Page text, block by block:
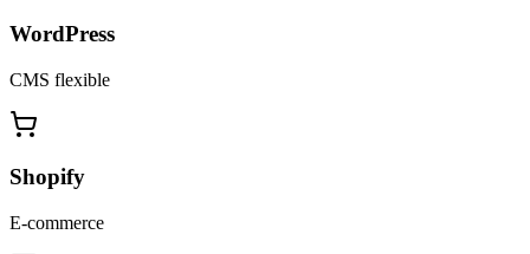
WordPress
CMS flexible
Shopify
E-commerce